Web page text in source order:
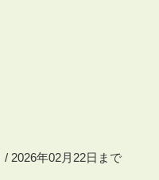
/ 2026年02月22日まで